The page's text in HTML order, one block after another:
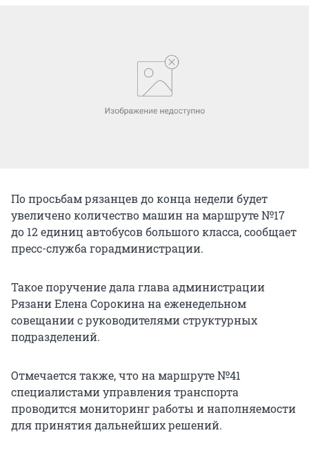
По просьбам рязанцев до конца недели будет
увеличено количество машин на маршруте №17
до 12 единиц автобусов большого класса, сообщает
пресс-служба горадминистрации.
Такое поручение дала глава администрации
Рязани Елена Сорокина на еженедельном
совещании с руководителями структурных
подразделений.
Отмечается также, что на маршруте №41
специалистами управления транспорта
проводится мониторинг работы и наполняемости
для принятия дальнейших решений.